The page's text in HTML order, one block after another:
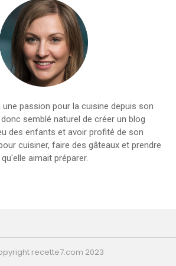
passion pour la cuisine depuis son
semblé naturel de créer un blog
des enfants et avoir profité de son
cuisiner, faire des gâteaux et prendre
aimait préparer.
recette7.com 2023